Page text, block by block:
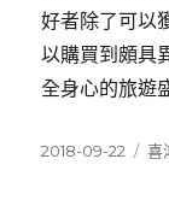
好者除了可以
以購買到頗具
全身心的旅遊
發
2018-09-22
分
喜